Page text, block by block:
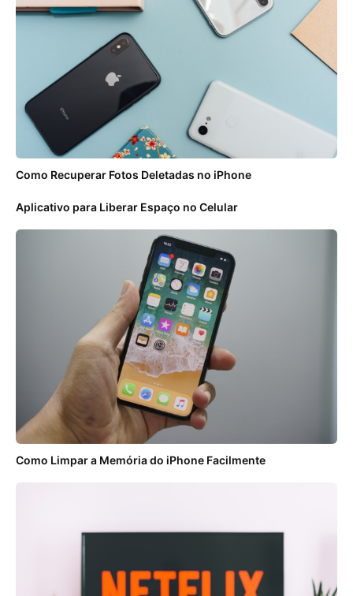
Como Recuperar Fotos Deletadas no iPhone
Aplicativo para Liberar Espaço no Celular
Como Limpar a Memória do iPhone Facilmente